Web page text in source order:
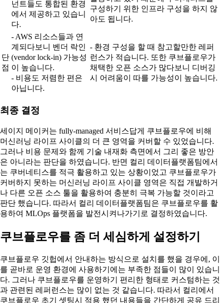
넌트들도 통합된 환경
에서 제공하고 있습니
다.
구성하기 위한 인프라 구성을 하지 않
아도 됩니다.
단
점
- AWS 리소스들과 연
계되다보니 벤더 락인
(vendor lock-in) 가능성
이 높습니다.
- 비용도 저렴한 편은
아닙니다.
- 환경 구성을 할 때 참고할만한 레퍼
런스가 적습니다. 또한 쿠브플로우가
채택한 오픈 소스가 많다보니 디버깅
시 어려움이 따를 가능성이 높습니다.
최종 결정
세이지 메이커는 fully-managed 서비스답게 쿠브플로우에 비해
머신러닝 라이프 사이클의 더 큰 영역을 커버할 수 있었습니다.
그러나 비용 문제와 함께 기술 내재화 측면에서 그리 좋은 방안
은 아니라는 판단을 하였습니다. 반면 컬리 데이터플랫폼팀에서
는 쿠버네티스를 적극 활용하고 있는 상황이었고 쿠브플로우가
커버하지 못하는 머신러닝 라이프 사이클 영역은 직접 개발하거
나 다른 오픈 소스 툴을 활용하여 충분히 극복 가능할 것이라고
판단 했습니다. 따라서 컬리 데이터플랫폼팀은 쿠브플로우를 활
용하여 MLOps 플랫폼을 발전시켜나가기로 결정하였습니다.
쿠브플로우를 좀 더 세심하게 설정하기
쿠브플로우 깃헙에서 안내하는 방식으로 설치를 했을 경우에, 이
를 곧바로 운영 환경에 사용하기에는 부족한 점들이 많이 있습니
다. 그러나 쿠브플로우를 운영하기 편리한 형태로 커스텀하는 것
과 관련된 레퍼런스는 많이 없는 것 같습니다. 따라서 컬리에서
쿠브플로우 초기 셋팅시 적용 했던 내용들을 간단하게 공유 드리